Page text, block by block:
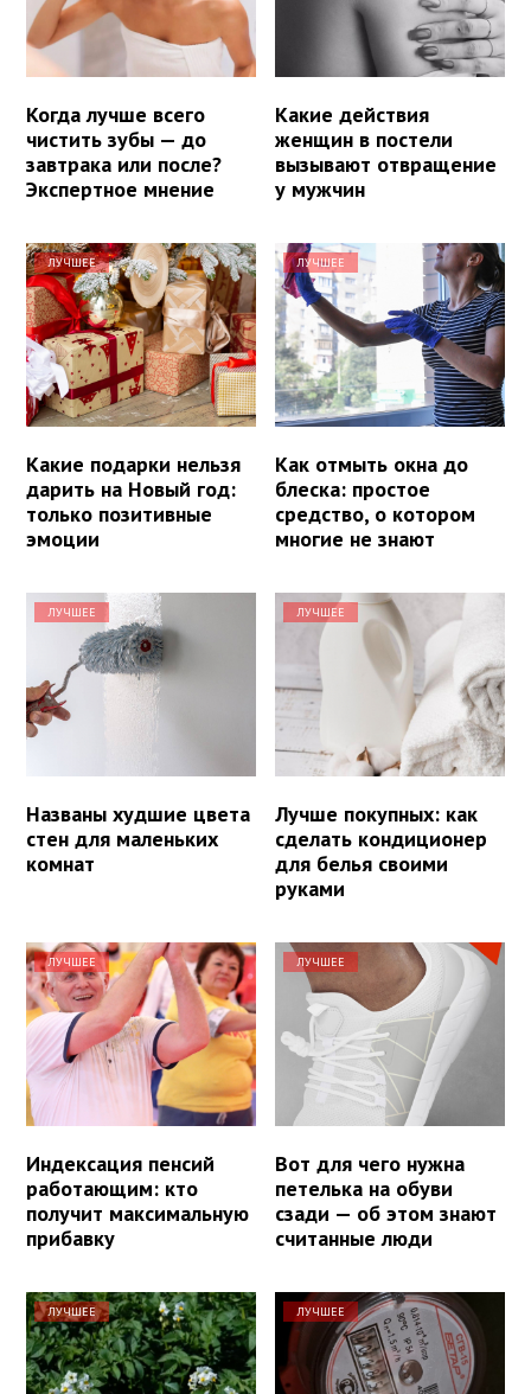
Когда лучше всего
чистить зубы — до
завтрака или после?
Экспертное мнение
Какие действия
женщин в постели
вызывают отвращение
у мужчин
ЛУЧШЕЕ
Какие подарки нельзя
дарить на Новый год:
только позитивные
эмоции
ЛУЧШЕЕ
Как отмыть окна до
блеска: простое
средство, о котором
многие не знают
ЛУЧШЕЕ
Названы худшие цвета
стен для маленьких
комнат
ЛУЧШЕЕ
Лучше покупных: как
сделать кондиционер
для белья своими
руками
ЛУЧШЕЕ
Индексация пенсий
работающим: кто
получит максимальную
прибавку
ЛУЧШЕЕ
Вот для чего нужна
петелька на обуви
сзади — об этом знают
считанные люди
ЛУЧШЕЕ ЛУЧШЕЕ